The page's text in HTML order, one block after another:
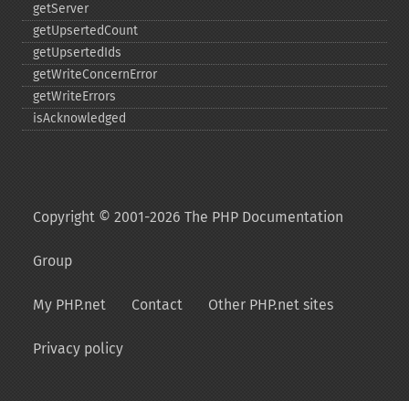
getServer
getUpsertedCount
getUpsertedIds
getWriteConcernError
getWriteErrors
isAcknowledged
Copyright © 2001-2026 The PHP Documentation
Group
My PHP.net Contact Other PHP.net sites
Privacy policy